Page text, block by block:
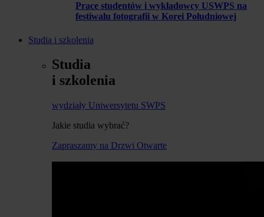
Prace studentów i wykładowcy USWPS na
festiwalu fotografii w Korei Południowej
Studia i szkolenia
Studia
i szkolenia
wydziały Uniwersytetu SWPS
Jakie studia wybrać?
Zapraszamy na Drzwi Otwarte